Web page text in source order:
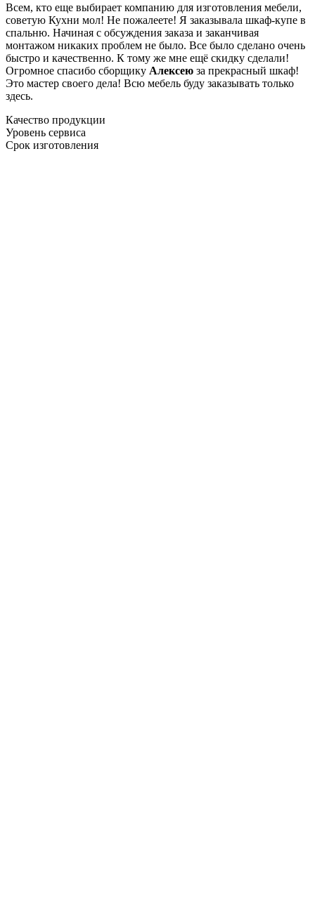
Всем, кто еще выбирает компанию для изготовления мебели,
советую Кухни мол! Не пожалеете! Я заказывала шкаф-купе в
спальню. Начиная с обсуждения заказа и заканчивая
монтажом никаких проблем не было. Все было сделано очень
быстро и качественно. К тому же мне ещё скидку сделали!
Огромное спасибо сборщику Алексею за прекрасный шкаф!
Это мастер своего дела! Всю мебель буду заказывать только
здесь.
Качество продукции
Уровень сервиса
Срок изготовления